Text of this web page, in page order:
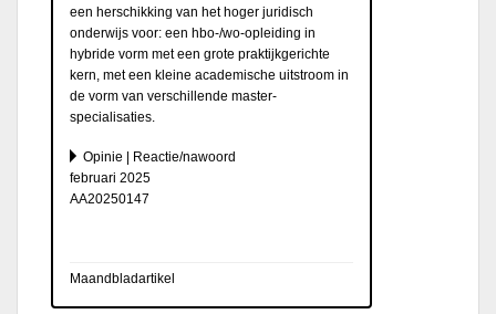
een herschikking van het hoger juridisch
onderwijs voor: een hbo-/wo-opleiding in
hybride vorm met een grote praktijkgerichte
kern, met een kleine academische uitstroom in
de vorm van verschillende master-
specialisaties.
Opinie | Reactie/nawoord
februari 2025
AA20250147
Maandbladartikel